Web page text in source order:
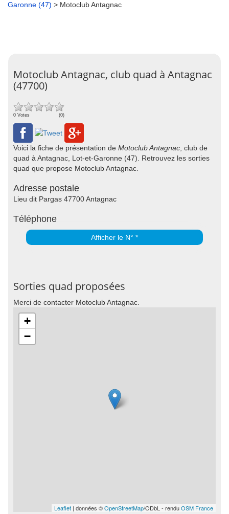
Garonne (47) > Motoclub Antagnac
Motoclub Antagnac, club quad à Antagnac
(47700)
0 Votes (0)
Voici la fiche de présentation de Motoclub Antagnac , club de
quad à Antagnac, Lot-et-Garonne (47). Retrouvez les sorties
quad que propose Motoclub Antagnac.
Adresse postale
Lieu dit Pargas 47700 Antagnac
Téléphone
Afficher le N° *
Sorties quad proposées
Merci de contacter Motoclub Antagnac.
+
−
Leaflet | données ©OpenStreetMap/ODbL - renduOSM France